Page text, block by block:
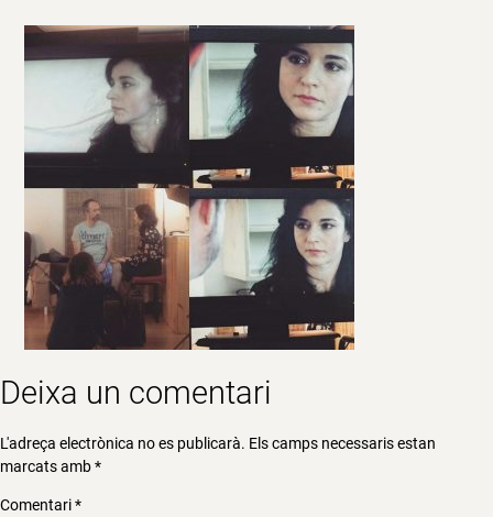
Deixa un comentari
L'adreça electrònica no es publicarà. Els camps necessaris estan
marcats amb*
Comentari*